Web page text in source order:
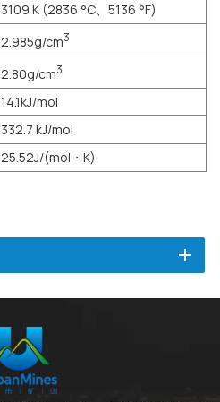
3109 K (2836 °C、5136 °F)
2.985g/cm3
2.80g/cm3
14.1kJ/mol
332.7 kJ/mol
25.52J/(mol・K)